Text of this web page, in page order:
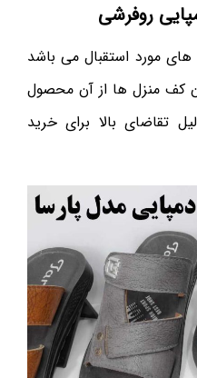
روفرشی
مورد استقبال می باشد
کف منزل ها از آن محصول
تقاضای بالا برای خرید